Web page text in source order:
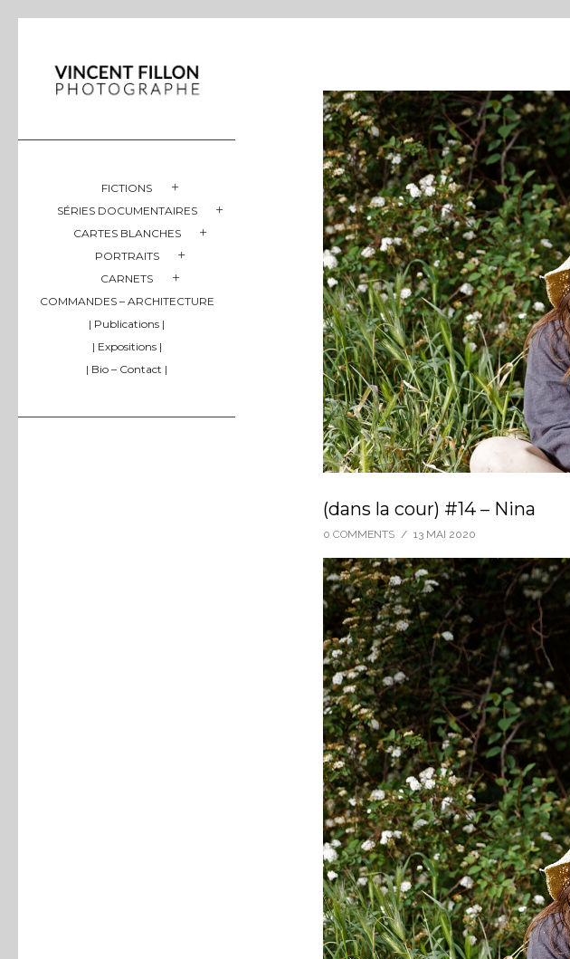
FICTIONS
SÉRIES DOCUMENTAIRES
CARTES BLANCHES
PORTRAITS
CARNETS
COMMANDES – ARCHITECTURE
| Publications |
| Expositions |
| Bio – Contact |
(dans la cour) #14 – Nina
0 COMMENTS / 13 MAI 2020